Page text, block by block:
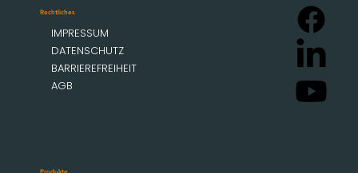
Produkte
Rechtliches
IMPRESSUM
DATENSCHUTZ
BARRIEREFREIHEIT
AGB